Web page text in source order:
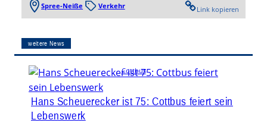
Spree-Neiße Verkehr Link kopieren
weitere News
Cottbus
Hans Scheuerecker ist 75: Cottbus feiert sein
Lebenswerk